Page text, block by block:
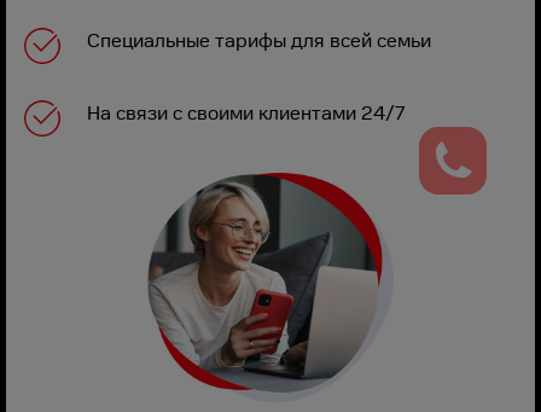
Специальные тарифы для всей семьи
На связи с своими клиентами 24/7